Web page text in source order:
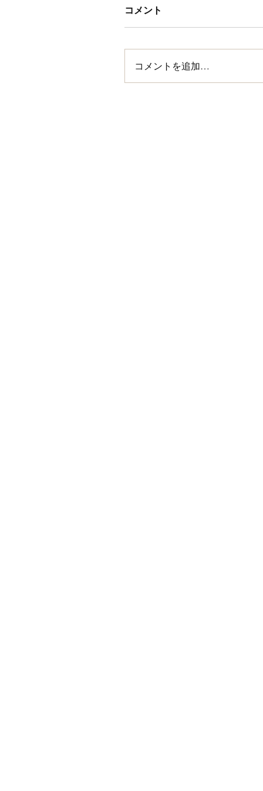
コメント
コメントを追加…